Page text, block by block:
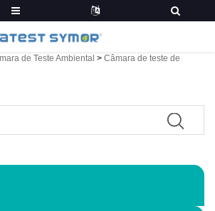
de Teste Ambiental > Câmara de teste de